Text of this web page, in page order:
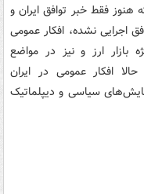
فقط خبر توافق ایران و
اجرایی نشده، افکار عمومی
بازار ارز و نیز در مواضع
افکار عمومی در ایران
سیاسی و دیپلماتیک